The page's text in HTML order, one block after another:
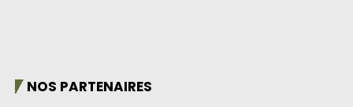
NOS PARTENAIRES